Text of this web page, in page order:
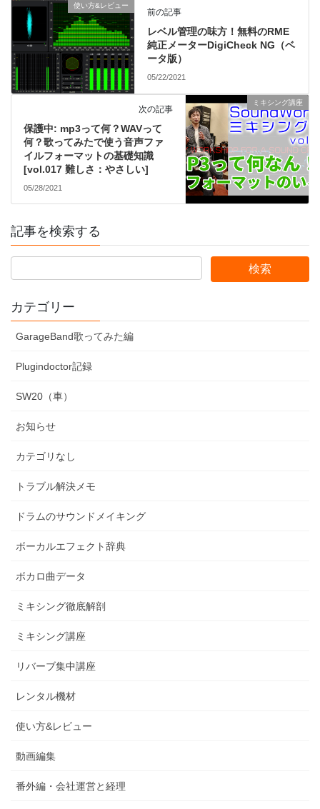
使い方&レビュー
前の記事
レベル管理の味方！無料のRME
純正メーターDigiCheck NG（ベ
ータ版）
05/22/2021
ミキシング講座
次の記事
保護中: mp3って何？WAVって
何？歌ってみたで使う音声ファ
イルフォーマットの基礎知識
[vol.017 難しさ：やさしい]
05/28/2021
記事を検索する
カテゴリー
GarageBand歌ってみた編
Plugindoctor記録
SW20（車）
お知らせ
カテゴリなし
トラブル解決メモ
ドラムのサウンドメイキング
ボーカルエフェクト辞典
ボカロ曲データ
ミキシング徹底解剖
ミキシング講座
リバーブ集中講座
レンタル機材
使い方&レビュー
動画編集
番外編・会社運営と経理